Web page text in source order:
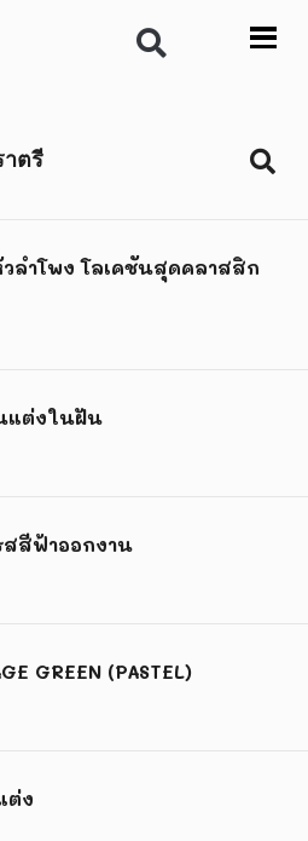
ตรี
วลำโพง โลเคชันสุดคลาสสิก
แต่งในฝัน
สสีฟ้าออกงาน
GREEN (PASTEL)
ต่ง